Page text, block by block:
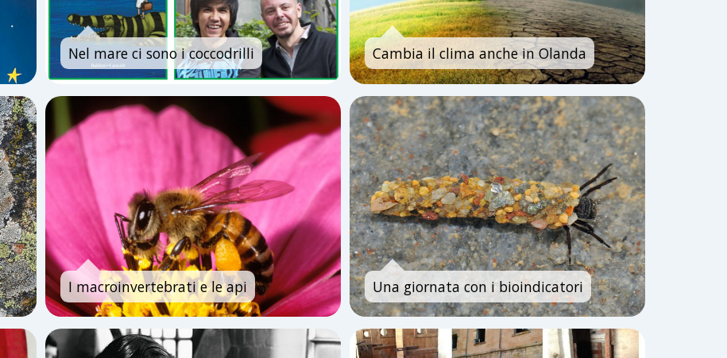
Nel mare ci sono i coccodrilli Cambia il clima anche in Olanda
I macroinvertebrati e le api Una giornata con i bioindicatori